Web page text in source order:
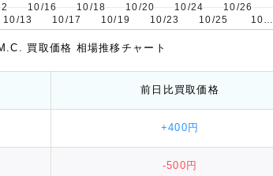
10/13
10/13
10/16
10/16
10/17
10/17
10/18
10/18
10/19
10/19
10/20
10/20
10/23
10/23
10/24
10/24
10/25
10/25
10/26
10/26
10…
10…
買取価格 相場推移チャート
前日比買取価格
+400円
-500円